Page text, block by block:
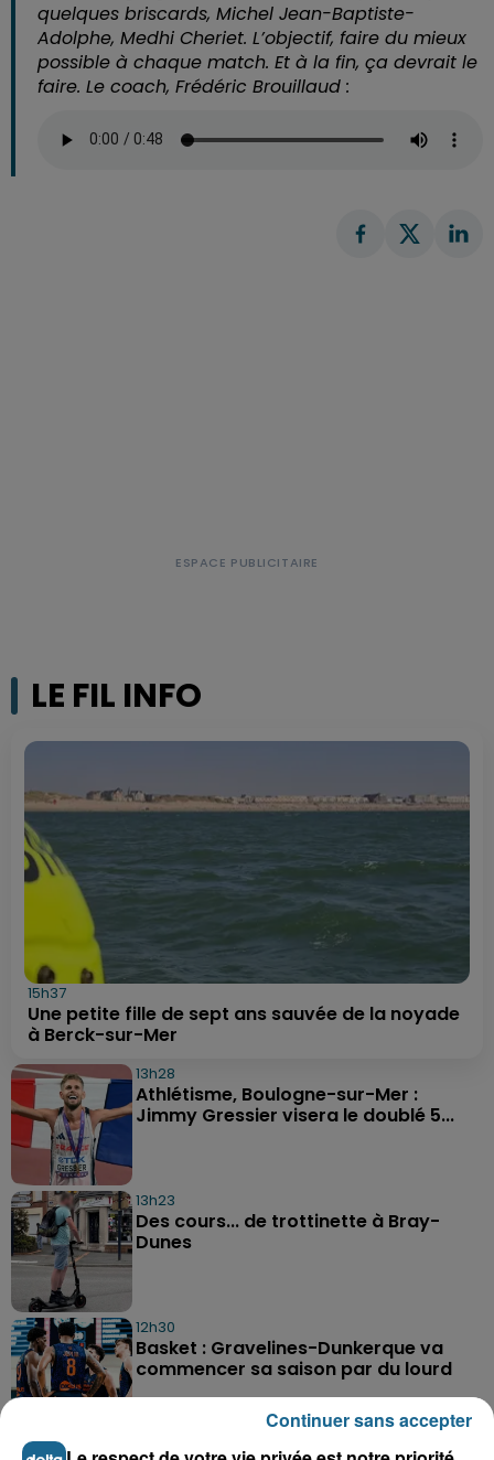
quelques briscards, Michel Jean-Baptiste-
Adolphe, Medhi Cheriet. L’objectif, faire du mieux
possible à chaque match. Et à la fin, ça devrait le
faire. Le coach, Frédéric Brouillaud :
LE FIL INFO
15h37
Une petite fille de sept ans sauvée de la noyade
à Berck-sur-Mer
13h28
Athlétisme, Boulogne-sur-Mer :
Jimmy Gressier visera le doublé 5...
13h23
Des cours... de trottinette à Bray-
Dunes
12h30
Basket : Gravelines-Dunkerque va
commencer sa saison par du lourd
Continuer sans accepter